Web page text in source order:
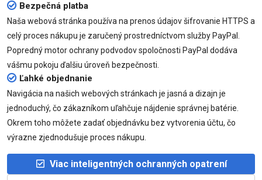
Bezpečná platba
Naša webová stránka používa na prenos údajov šifrovanie HTTPS a
celý proces nákupu je zaručený prostredníctvom služby PayPal.
Popredný motor ochrany podvodov spoločnosti PayPal dodáva
vášmu pokoju ďalšiu úroveň bezpečnosti.
Ľahké objednanie
Navigácia na našich webových stránkach je jasná a dizajn je
jednoduchý, čo zákazníkom uľahčuje nájdenie správnej batérie.
Okrem toho môžete zadať objednávku bez vytvorenia účtu, čo
výrazne zjednodušuje proces nákupu.
Viac inteligentných ochranných opatrení